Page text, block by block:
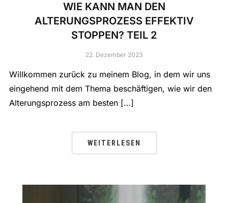
WIE KANN MAN DEN
ALTERUNGSPROZESS EFFEKTIV
STOPPEN? TEIL 2
22. Dezember 2023
Willkommen zurück zu meinem Blog, in dem wir uns
eingehend mit dem Thema beschäftigen, wie wir den
Alterungsprozess am besten […]
WEITERLESEN